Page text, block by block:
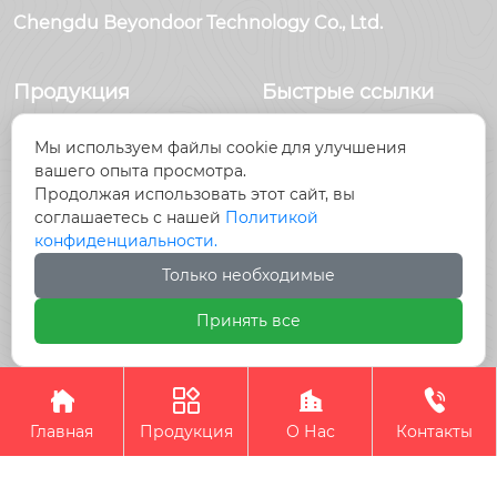
Chengdu Beyondoor Technology Co., Ltd.
Продукция
Антенны
Радиочастотный
разъем
Радиочастотный
кабель, кабельные
Быстрые ссылки
Продукция
О Hас
Авторское право©Chengdu Beyondoor Technology
Co., Ltd.

Главная

Продукция

О Нас

Контакты
Мы используем файлы cookie для улучшения
вашего опыта просмотра.
Продолжая использовать этот сайт, вы
соглашаетесь с нашей Политикой
конфиденциальности.
Только необходимые
Принять все